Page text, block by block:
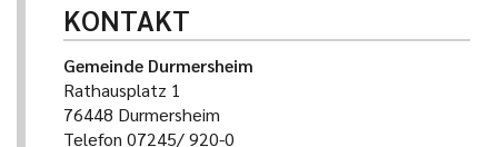
KONTAKT
Gemeinde Durmersheim
Rathausplatz 1
76448 Durmersheim
Telefon 07245/ 920-0